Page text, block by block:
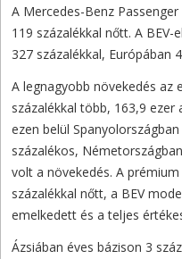
A Mercedes-Benz
119 százalékkal nőtt. A
327 százalékkal, Európában
A legnagyobb növekedés az
százalékkal több, 163,9
ezen belül
százalékos,
volt a növekedés. A
százalékkal nőtt, a BEV
emelkedett és a teljes
Ázsiában éves bázison 3